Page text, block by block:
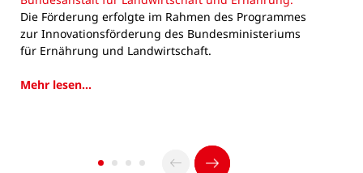
Die Förderung erfolgte im Rahmen des Programmes
zur Innovationsförderung des Bundesministeriums
für Ernährung und Landwirtschaft.
Mehr lesen...